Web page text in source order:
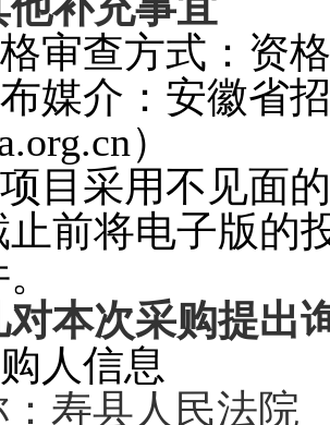
审查方式：资
媒介：安徽省
）
目采用不见面
前将电子版的
对本次采购提出
人信息
：寿县人民法院